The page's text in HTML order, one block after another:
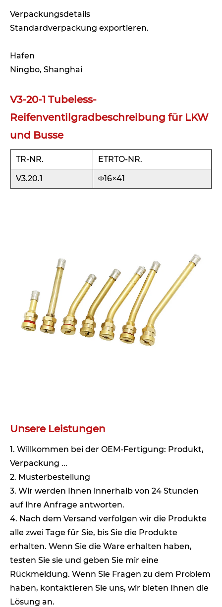
Verpackungsdetails
Standardverpackung exportieren.
Hafen
Ningbo, Shanghai
V3-20-1 Tubeless-
Reifenventilgradbeschreibung für LKW
und Busse
TR-NR. ETRTO-NR.
V3.20.1 Φ16×41
Unsere Leistungen
1. Willkommen bei der OEM-Fertigung: Produkt,
Verpackung ...
2. Musterbestellung
3. Wir werden Ihnen innerhalb von 24 Stunden
auf Ihre Anfrage antworten.
4. Nach dem Versand verfolgen wir die Produkte
alle zwei Tage für Sie, bis Sie die Produkte
erhalten. Wenn Sie die Ware erhalten haben,
testen Sie sie und geben Sie mir eine
Rückmeldung. Wenn Sie Fragen zu dem Problem
haben, kontaktieren Sie uns, wir bieten Ihnen die
Lösung an.